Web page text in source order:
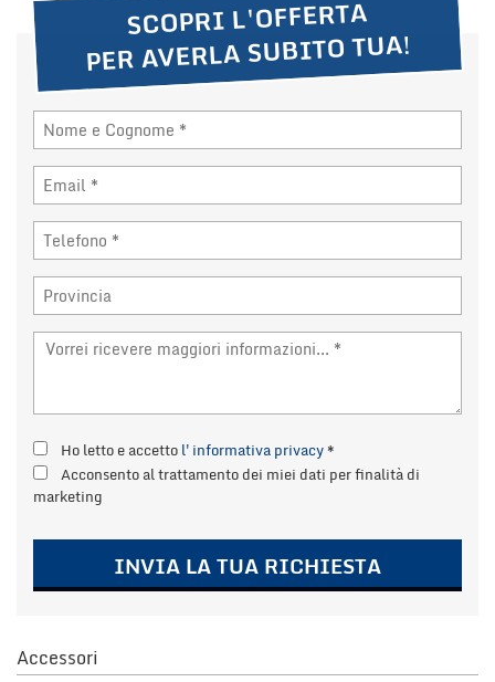
SCOPRI L'OFFERTA
PER AVERLA SUBITO TUA!
Ho letto e accettol'informativa privacy*
Acconsento al trattamento dei miei dati per finalità di
marketing
INVIA LA TUA RICHIESTA
Accessori
Cookie delle preferenze
Cookie per il miglioramento dell'esperienza utente
Cookie analitici
Cookie di marketing
la
cookie
policy
le
impostazioni